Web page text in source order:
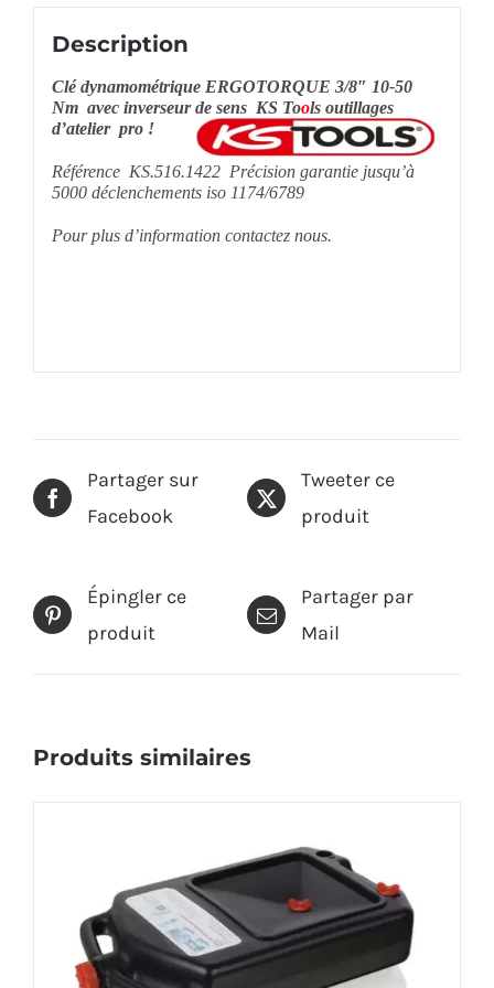
Description
Clé dynamométrique ERGOTORQUE 3/8″ 10-50
Nm avec inverseur de sens KS Tools outillages
d’atelier pro !
Référence KS.516.1422 Précision garantie jusqu’à
5000 déclenchements iso 1174/6789
Pour plus d’information contactez nous.
Partager sur
Facebook
Tweeter ce
produit
Épingler ce
produit
Partager par
Mail
Produits similaires